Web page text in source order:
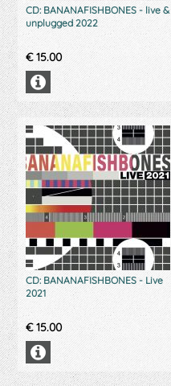
CD: BANANAFISHBONES - live &
unplugged 2022
€15.00
CD: BANANAFISHBONES - Live
2021
€15.00